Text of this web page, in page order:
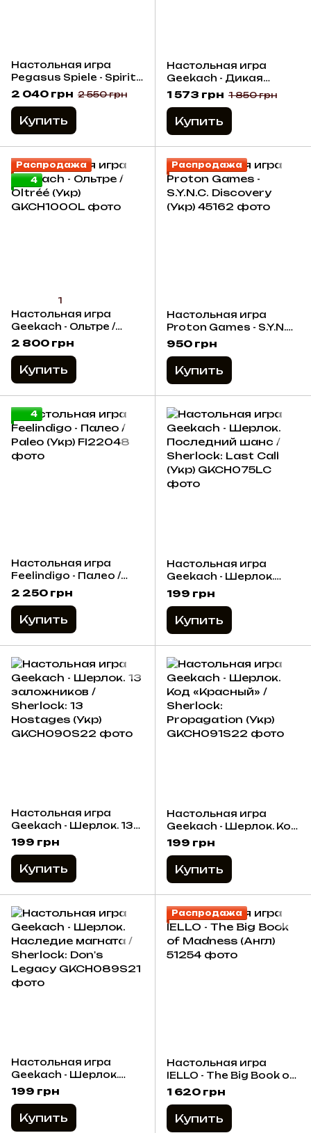
Настольная игра
Pegasus Spiele - Spirit
Island (Нем)
2 040 грн 2 550 грн
Купить
Настольная игра
Geekach - Дикая
природа. Серенгети /
Wild: Serengeti (Укр)
1 573 грн 1 850 грн
Купить
Распродажа
4
1
Настольная игра
Geekach - Ольтре /
Oltréé (Укр)
2 800 грн
Купить
Распродажа
Настольная игра
Proton Games - S.Y.N.C.
Discovery (Укр)
950 грн
Купить
4
Настольная игра
Feelindigo - Палео /
Paleo (Укр)
2 250 грн
Купить
Настольная игра
Geekach - Шерлок.
Последний шанс /
Sherlock: Last Call
(Укр)
199 грн
Купить
Настольная игра
Geekach - Шерлок. 13
заложников /
Sherlock: 13 Hostages
(Укр)
199 грн
Купить
Настольная игра
Geekach - Шерлок. Код
«Красный» / Sherlock:
Propagation (Укр)
199 грн
Купить
Настольная игра
Geekach - Шерлок.
Наследие магната /
Sherlock: Don's Legacy
199 грн
Купить
Распродажа
Настольная игра
IELLO - The Big Book of
Madness (Англ)
1 620 грн
Купить